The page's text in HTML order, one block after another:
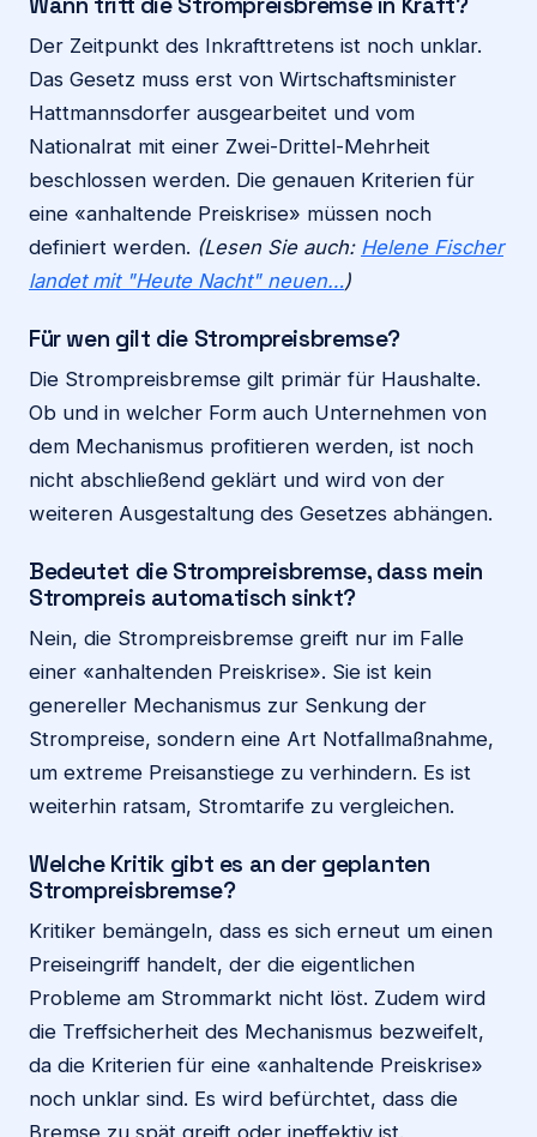
Der Zeitpunkt des Inkrafttretens ist noch unklar.
Das Gesetz muss erst von Wirtschaftsminister
Hattmannsdorfer ausgearbeitet und vom
Nationalrat mit einer Zwei-Drittel-Mehrheit
beschlossen werden. Die genauen Kriterien für
eine «anhaltende Preiskrise» müssen noch
definiert werden. (Lesen Sie auch: Helene Fischer
landet mit "Heute Nacht" neuen…)
Für wen gilt die Strompreisbremse?
Die Strompreisbremse gilt primär für Haushalte.
Ob und in welcher Form auch Unternehmen von
dem Mechanismus profitieren werden, ist noch
nicht abschließend geklärt und wird von der
weiteren Ausgestaltung des Gesetzes abhängen.
Bedeutet die Strompreisbremse, dass mein
Strompreis automatisch sinkt?
Nein, die Strompreisbremse greift nur im Falle
einer «anhaltenden Preiskrise». Sie ist kein
genereller Mechanismus zur Senkung der
Strompreise, sondern eine Art Notfallmaßnahme,
um extreme Preisanstiege zu verhindern. Es ist
weiterhin ratsam, Stromtarife zu vergleichen.
Welche Kritik gibt es an der geplanten
Strompreisbremse?
Kritiker bemängeln, dass es sich erneut um einen
Preiseingriff handelt, der die eigentlichen
Probleme am Strommarkt nicht löst. Zudem wird
die Treffsicherheit des Mechanismus bezweifelt,
da die Kriterien für eine «anhaltende Preiskrise»
noch unklar sind. Es wird befürchtet, dass die
Bremse zu spät greift oder ineffektiv ist.